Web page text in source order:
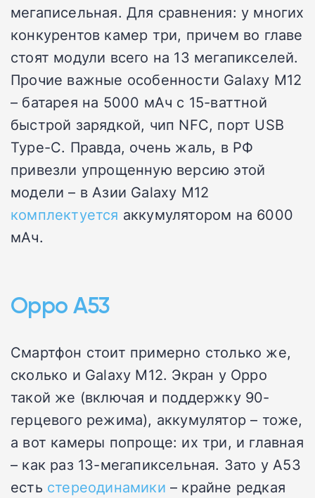
мегаписельная. Для сравнения: у многих
конкурентов камер три, причем во главе
стоят модули всего на 13 мегапикселей.
Прочие важные особенности Galaxy M12
– батарея на 5000 мАч с 15-ваттной
быстрой зарядкой, чип NFC, порт USB
Type-C. Правда, очень жаль, в РФ
привезли упрощенную версию этой
модели – в Азии Galaxy M12
комплектуется аккумулятором на 6000
мАч.
Oppo A53
Смартфон стоит примерно столько же,
сколько и Galaxy M12. Экран у Oppo
такой же (включая и поддержку 90-
герцевого режима), аккумулятор – тоже,
а вот камеры попроще: их три, и главная
– как раз 13-мегапиксельная. Зато у A53
есть стереодинамики – крайне редкая